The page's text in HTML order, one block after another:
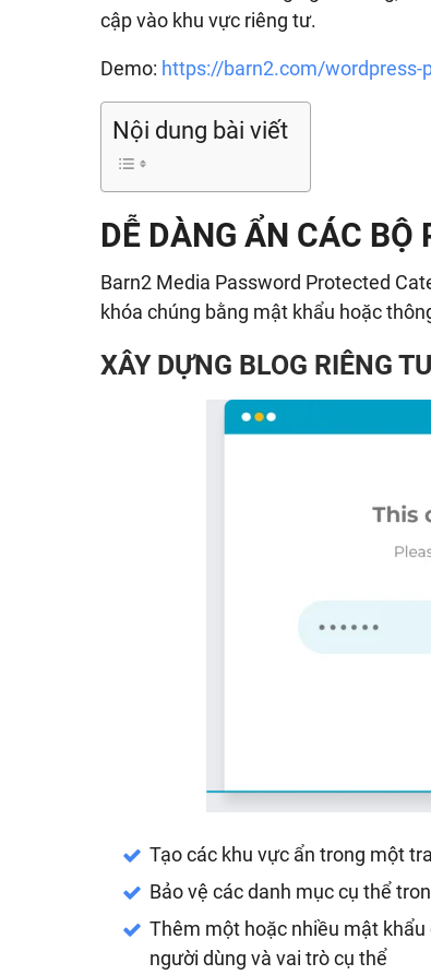
cập vào khu vực riêng tư.
Demo: https://barn2.com/
Nội dung bài viết
DỄ DÀNG ẨN CÁC BỘ
Barn2 Media Password Protected
khóa chúng bằng mật khẩu hoặc
XÂY DỰNG BLOG RIÊNG
Tạo các khu vực ẩn trong một
Bảo vệ các danh mục cụ thể
Thêm một hoặc nhiều mật
người dùng và vai trò cụ thể